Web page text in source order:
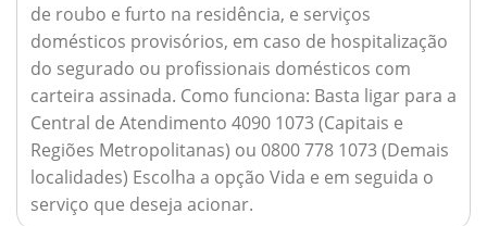
de roubo e furto na residência, e serviços
domésticos provisórios, em caso de hospitalização
do segurado ou profissionais domésticos com
carteira assinada. Como funciona: Basta ligar para a
Central de Atendimento 4090 1073 (Capitais e
Regiões Metropolitanas) ou 0800 778 1073 (Demais
localidades) Escolha a opção Vida e em seguida o
serviço que deseja acionar.